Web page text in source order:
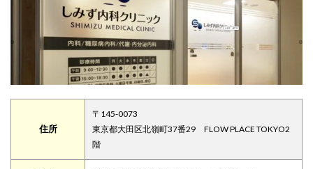
住所
〒145-0073
東京都大田区北嶺町37番29 FLOW PLACE TOKYO2
階